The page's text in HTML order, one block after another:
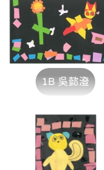
1B 吳懿澄